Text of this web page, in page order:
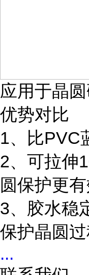
应用于晶
优势对比
1、比PVC
2、可拉伸
圆保护更
3、胶水稳
保护晶圆
...